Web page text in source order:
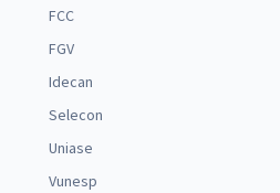
FCC
FGV
Idecan
Selecon
Uniase
Vunesp